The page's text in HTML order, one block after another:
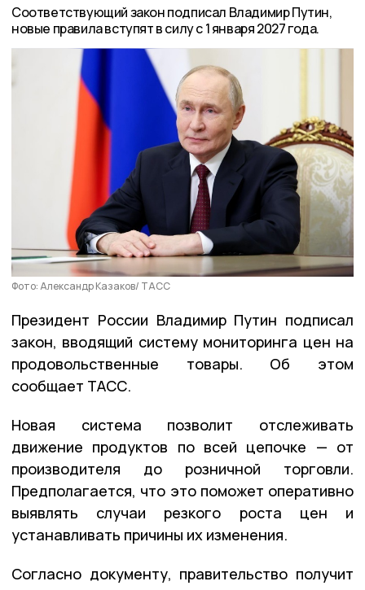
Соответствующий закон подписал Владимир Путин,
новые правила вступят в силу с 1 января 2027 года.
Фото: Александр Казаков/ ТАСС
Президент России Владимир Путин подписал
закон, вводящий систему мониторинга цен на
продовольственные товары. Об этом
сообщает ТАСС.
Новая система позволит отслеживать
движение продуктов по всей цепочке — от
производителя до розничной торговли.
Предполагается, что это поможет оперативно
выявлять случаи резкого роста цен и
устанавливать причины их изменения.
Согласно документу, правительство получит